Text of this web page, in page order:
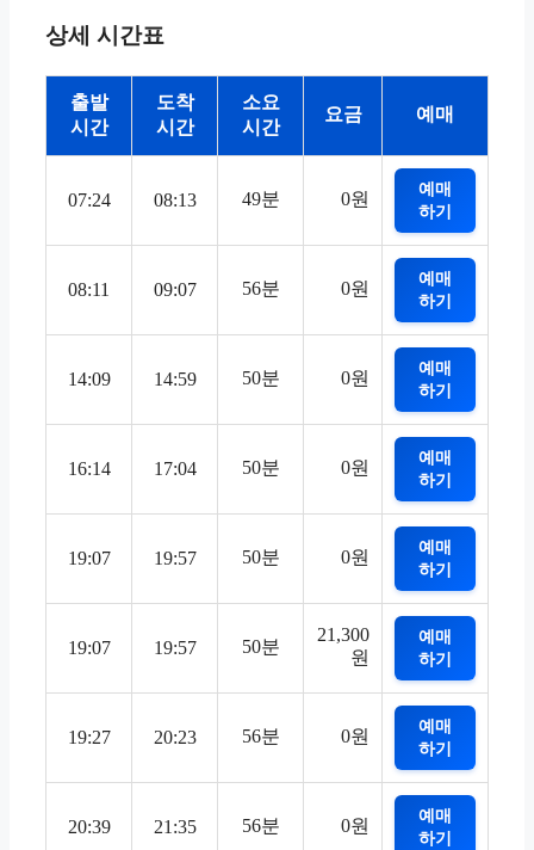
상세 시간표
출발
시간
도착
시간
소요
시간
요금 예매
07:24 08:13 49분 0원
예매
하기
08:11 09:07 56분 0원
예매
하기
14:09 14:59 50분 0원
예매
하기
16:14 17:04 50분 0원
예매
하기
19:07 19:57 50분 0원
예매
하기
19:07 19:57 50분
21,300
원
예매
하기
19:27 20:23 56분 0원
예매
하기
20:39 21:35 56분 0원
예매
하기